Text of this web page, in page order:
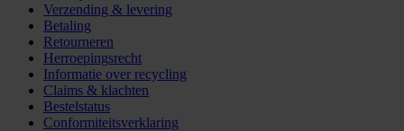
Verzending & levering
Betaling
Retourneren
Herroepingsrecht
Informatie over recycling
Claims & klachten
Bestelstatus
Conformiteitsverklaring